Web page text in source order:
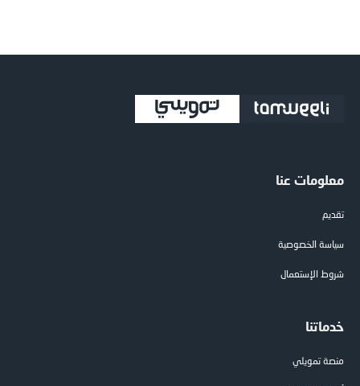
معلومات عنا
تقديم
سياسة الخصوصية
شروط الإستعمال
خدماتنا
منصة تمويلي